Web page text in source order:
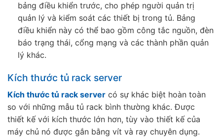
bảng điều khiển trước, cho phép người quản trị
quản lý và kiểm soát các thiết bị trong tủ. Bảng
điều khiển này có thể bao gồm công tắc nguồn, đèn
báo trạng thái, cổng mạng và các thành phần quản
lý khác.
Kích thước tủ rack server
Kích thước tủ rack server có sự khác biệt hoàn toàn
so với những mẫu tủ rack bình thường khác. Được
thiết kế với kích thước lớn hơn, tùy vào thiết kế của
máy chủ nó được gắn bằng vít và ray chuyên dụng.